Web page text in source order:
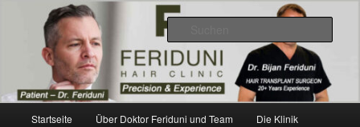
sekundären
Dr. Feriduni Haartransplantation –
Blog Österreich
Videos, Ergebnisse, Bilder
Startseite Über Doktor Feriduni und Team Die Klinik